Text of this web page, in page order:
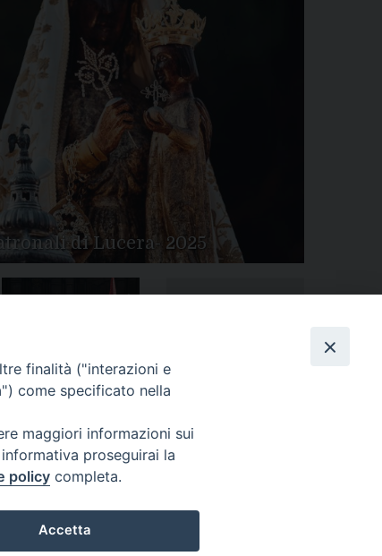
di Lucera- 2025
Diocesi
finalità ("interazioni e
come specificato nella
maggiori informazioni sui
proseguirai la
policy completa.
Accetta